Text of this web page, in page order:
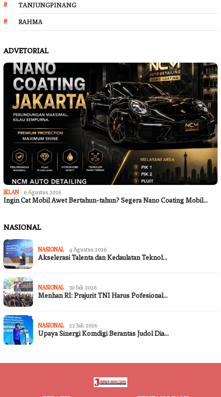
TANJUNGPINANG
RAHMA
ADVETORIAL
IKLAN 6 Agustus 2026
Ingin Cat Mobil Awet Bertahun-tahun? Segera Nano Coating Mobil…
NASIONAL
NASIONAL 4 Agustus 2026
Akselerasi Talenta dan Kedaulatan Teknol…
NASIONAL 30 Juli 2026
Menhan RI: Prajurit TNI Harus Pofesional…
NASIONAL 22 Juli 2026
Upaya Sinergi Komdigi Berantas Judol Dia…